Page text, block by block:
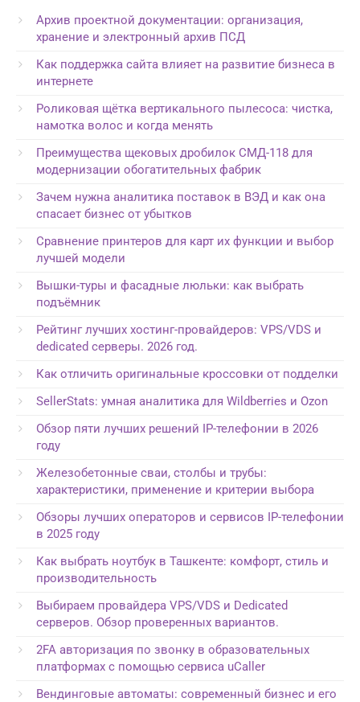
Архив проектной документации: организация,
хранение и электронный архив ПСД
Как поддержка сайта влияет на развитие бизнеса в
интернете
Роликовая щётка вертикального пылесоса: чистка,
намотка волос и когда менять
Преимущества щековых дробилок СМД-118 для
модернизации обогатительных фабрик
Зачем нужна аналитика поставок в ВЭД и как она
спасает бизнес от убытков
Сравнение принтеров для карт их функции и выбор
лучшей модели
Вышки-туры и фасадные люльки: как выбрать
подъёмник
Рейтинг лучших хостинг-провайдеров: VPS/VDS и
dedicated серверы. 2026 год.
Как отличить оригинальные кроссовки от подделки
SellerStats: умная аналитика для Wildberries и Ozon
Обзор пяти лучших решений IP-телефонии в 2026
году
Железобетонные сваи, столбы и трубы:
характеристики, применение и критерии выбора
Обзоры лучших операторов и сервисов IP-телефонии
в 2025 году
Как выбрать ноутбук в Ташкенте: комфорт, стиль и
производительность
Выбираем провайдера VPS/VDS и Dedicated
серверов. Обзор проверенных вариантов.
2FA авторизация по звонку в образовательных
платформах с помощью сервиса uCaller
Вендинговые автоматы: современный бизнес и его